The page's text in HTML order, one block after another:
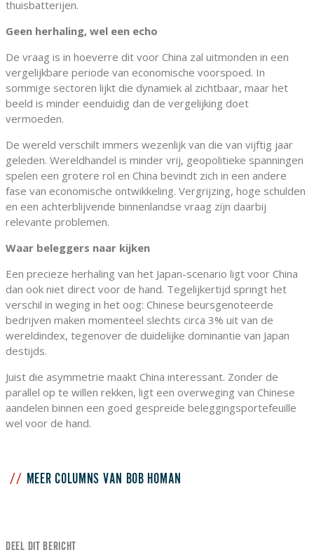
thuisbatterijen.
Geen herhaling, wel een echo
De vraag is in hoeverre dit voor China zal uitmonden in een
vergelijkbare periode van economische voorspoed. In
sommige sectoren lijkt die dynamiek al zichtbaar, maar het
beeld is minder eenduidig dan de vergelijking doet
vermoeden.
De wereld verschilt immers wezenlijk van die van vijftig jaar
geleden. Wereldhandel is minder vrij, geopolitieke spanningen
spelen een grotere rol en China bevindt zich in een andere
fase van economische ontwikkeling. Vergrijzing, hoge schulden
en een achterblijvende binnenlandse vraag zijn daarbij
relevante problemen.
Waar beleggers naar kijken
Een precieze herhaling van het Japan-scenario ligt voor China
dan ook niet direct voor de hand. Tegelijkertijd springt het
verschil in weging in het oog: Chinese beursgenoteerde
bedrijven maken momenteel slechts circa 3% uit van de
wereldindex, tegenover de duidelijke dominantie van Japan
destijds.
Juist die asymmetrie maakt China interessant. Zonder de
parallel op te willen rekken, ligt een overweging van Chinese
aandelen binnen een goed gespreide beleggingsportefeuille
wel voor de hand.
MEER COLUMNS VAN BOB HOMAN
DEEL DIT BERICHT